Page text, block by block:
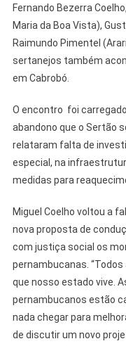
Fernando Bezerra
Maria da Boa Vista),
Raimundo Pimentel
sertanejos também
em Cabrobó.
O encontro foi
abandono que o Sertão
relataram falta de
especial, na
medidas para
Miguel Coelho voltou a
nova proposta de
com justiça social os
pernambucanas.
que nosso estado vive.
pernambucanos estão
nada chegar para
de discutir um novo